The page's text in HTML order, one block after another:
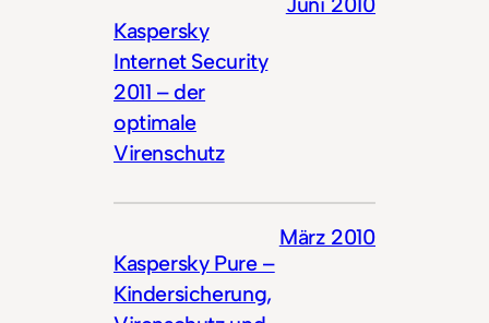
Kaspersky
Internet Security
2011 – der
optimale
Virenschutz
Kaspersky Pure –
Kindersicherung,
März 2010